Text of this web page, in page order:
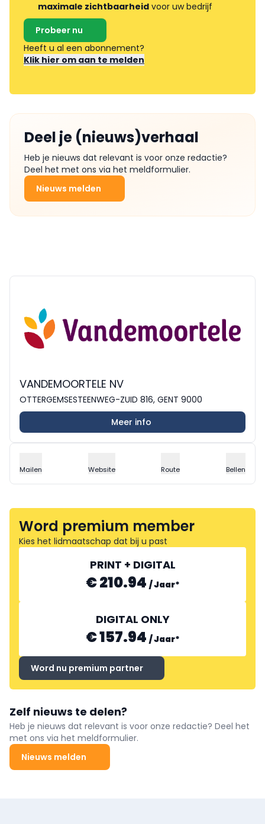
maximale zichtbaarheid voor uw bedrijf
Probeer nu
Heeft u al een abonnement?
Klik hier om aan te melden
Deel je (nieuws)verhaal
Heb je nieuws dat relevant is voor onze redactie?
Deel het met ons via het meldformulier.
Nieuws melden
VANDEMOORTELE NV
OTTERGEMSESTEENWEG-ZUID 816, GENT 9000
Meer info
Mailen Website Route Bellen
Word premium member
Kies het lidmaatschap dat bij u past
PRINT + DIGITAL
€ 210.94 /Jaar*
DIGITAL ONLY
€ 157.94 /Jaar*
Word nu premium partner
Zelf nieuws te delen?
Heb je nieuws dat relevant is voor onze redactie? Deel het
met ons via het meldformulier.
Nieuws melden